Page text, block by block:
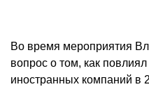
Во время мероприятия
вопрос о том, как
иностранных компаний в